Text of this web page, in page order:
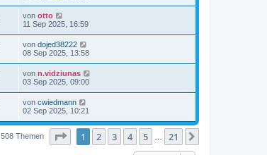
von otto
11 Sep 2025, 16:59
von dojed38222
08 Sep 2025, 13:58
von n.vidziunas
03 Sep 2025, 09:00
von cwiedmann
02 Sep 2025, 10:21
508 Themen Seite von21
1 2 3 4 5 21